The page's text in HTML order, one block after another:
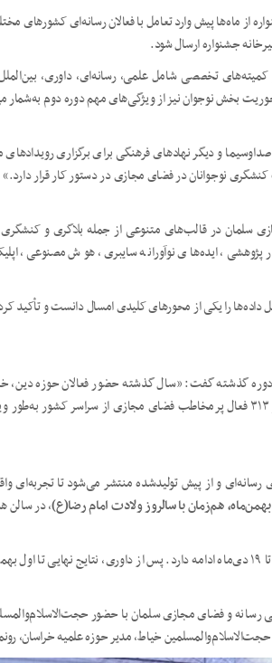
از ماه‌ها پیش وارد تعامل با فعالان رسانه‌ای کشورهای
جشنواره ارسال شود.
تخصصی شامل علمی، رسانه‌ای، داوری،
بخش نوجوان نیز از ویژگی‌های مهم دوره دوم به‌شمار
و دیگر نهادهای فرهنگی برای برگزاری رویدادهای
نوجوانان در فضای مجازی در دستور کار قرار دارد.»
سلمان در قالب‌های متنوعی از جمله بلاگری و کنشگری
پژوهشی، ایده‌های نوآورانه سایبری، هوش مصنوعی،
داده‌ها را یکی از محورهای کلیدی امسال دانست و تأکید
گذشته گفت: «سال گذشته حضور فعالان حوزه دین،
کنشگران رسانه‌ای موجب پویایی جشنواره شد. امسال نیز ۳۱۳ فعال پرمخاطب فضای مجازی از سراسر
و از پیش تولیدشده منتشر می‌شود تا تجربه‌ای
، در سالن
وی در پایان اعلام کرد: «دریافت آثار از امروز آغاز شده و تا ۱۹ دی‌ماه ادامه دارد. پس از داوری، نتایج
رسانه و فضای مجازی سلمان با حضور
خیاط، مدیر حوزه علمیه خراسان،